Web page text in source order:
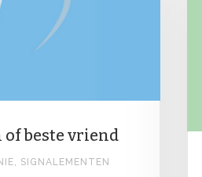
beste vriend
, SIGNALEMENTEN